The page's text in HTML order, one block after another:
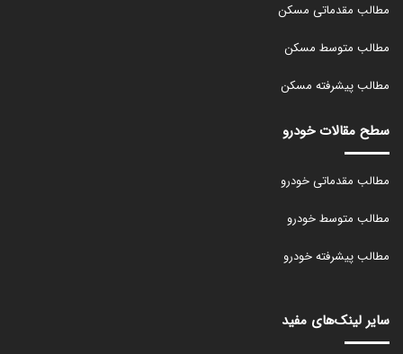
مطالب مقدماتی مسکن
مطالب متوسط مسکن
مطالب پیشرفته مسکن
سطح مقالات خودرو
مطالب مقدماتی خودرو
مطالب متوسط خودرو
مطالب پیشرفته خودرو
سایر لینک‌های مفید